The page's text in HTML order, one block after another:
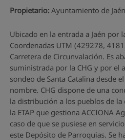
Propietario: Ayuntamiento de Jaén
Ubicado en la entrada a Jaén por
Coordenadas UTM (429278,
Carretera de Circunvalación. Es
suministrada por la CHG y por el
sondeo de Santa Catalina desde
nombre. CHG dispone de una
la distribución a los pueblos de
la ETAP que gestiona ACCIONA
caso de que se pusiese en
este Depósito de Parroquias. Se